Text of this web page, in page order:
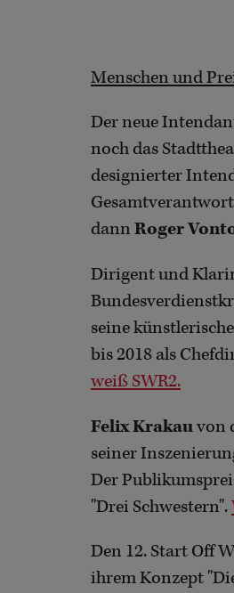
Menschen und
Der neue
noch das
designierter
dann Roger
Dirigent und
seine
bis 2018 als
weiß SWR2.
Felix Krakauvon
seiner
Der
"Drei Schwestern".
Den 12. Start Off
ihrem Konzept